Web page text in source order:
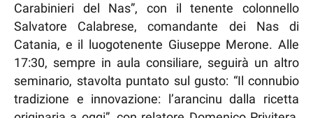
Carabinieri del Nas”, con il tenente colonnello
Salvatore Calabrese, comandante dei Nas di
Catania, e il luogotenente Giuseppe Merone. Alle
17:30, sempre in aula consiliare, seguirà un altro
seminario, stavolta puntato sul gusto: “Il connubio
tradizione e innovazione: l’arancinu dalla ricetta